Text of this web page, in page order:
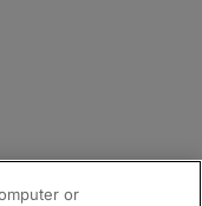
or